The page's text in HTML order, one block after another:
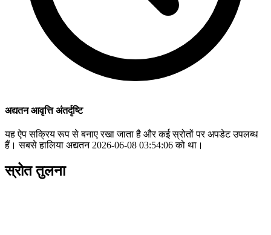
अद्यतन आवृत्ति अंतर्दृष्टि
यह ऐप सक्रिय रूप से बनाए रखा जाता है और कई स्रोतों पर अपडेट उपलब्ध
हैं। सबसे हालिया अद्यतन 2026-06-08 03:54:06 को था।
स्रोत तुलना